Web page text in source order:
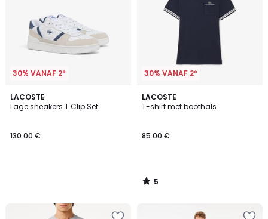
30% VANAF 2*
LACOSTE
Lage sneakers T Clip Set
130.00 €
30% VANAF 2*
LACOSTE
T-shirt met boothals
85.00 €
5
/
5
/